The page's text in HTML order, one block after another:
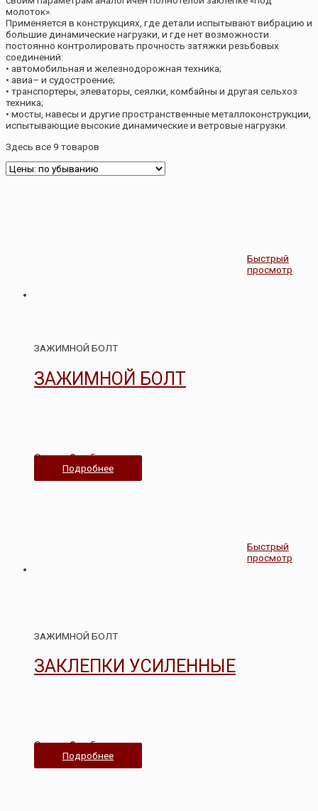
молоток».
Применяется в конструкциях, где детали испытывают вибрацию и
большие динамические нагрузки, и где нет возможности
постоянно контролировать прочность затяжки резьбовых
соединений:
• автомобильная и железнодорожная техника;
• авиа– и судостроение;
• транспортеры, элеваторы, сеялки, комбайны и другая сельхоз
техника;
• мосты, навесы и другие пространственные металлоконструкции,
испытывающие высокие динамические и ветровые нагрузки.
Здесь все 9 товаров
Быстрый
просмотр
ЗАЖИМНОЙ БОЛТ
ЗАЖИМНОЙ БОЛТ
Оценка0из 5
Подробнее
Быстрый
просмотр
ЗАЖИМНОЙ БОЛТ
ЗАКЛЕПКИ УСИЛЕННЫЕ
Оценка0из 5
Подробнее